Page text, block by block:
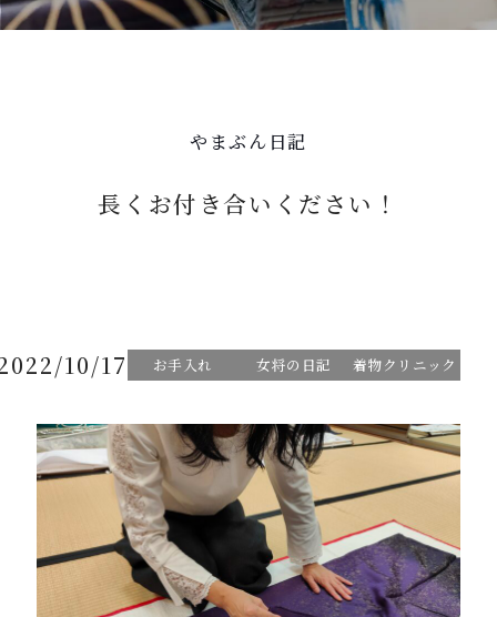
やまぶん日記
長くお付き合いください！
お手入れ 女将の日記 着物クリニック
10/17